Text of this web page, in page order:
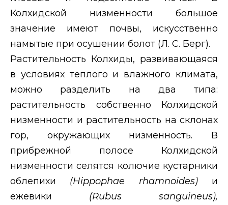
Колхидской низменности большое
значение имеют почвы, искусственно
намытые при осушении болот (Л. С. Берг).
Растительность Колхиды, развивающаяся
в условиях теплого и влажного климата,
можно разделить на два типа:
растительность собственно Колхидской
низменности и растительность на склонах
гор, окружающих низменность. В
прибрежной полосе Колхидской
низменности селятся колючие кустарники
облепихи (Hippophae rhamnoides) и
ежевики (Rubus sanguineus),